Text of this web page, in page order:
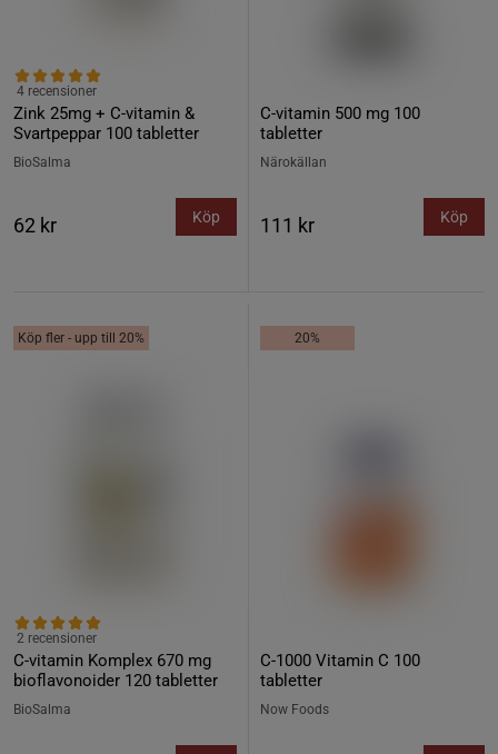
Zink 25mg + C-vitamin &
Svartpeppar 100 tabletter
4 recensioner
BioSalma
62 kr Köp
C-vitamin 500 mg 100
tabletter
Närokällan
111 kr Köp
Köp fler - upp till 20%
C-vitamin Komplex 670 mg
bioflavonoider 120 tabletter
2 recensioner
BioSalma
20%
C-1000 Vitamin C 100
tabletter
Now Foods